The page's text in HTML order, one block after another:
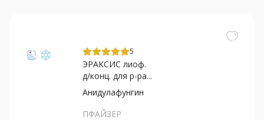
5
ЭРАКСИС лиоф.
д/конц. для р-ра...
Анидулафунгин
ПФАЙЗЕР